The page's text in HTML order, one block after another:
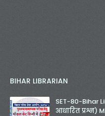
BIHAR LIBRARIAN
SET-80-Bihar
आधारित प्रश्न)